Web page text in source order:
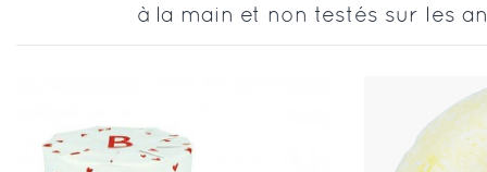
à la main et non testés sur les